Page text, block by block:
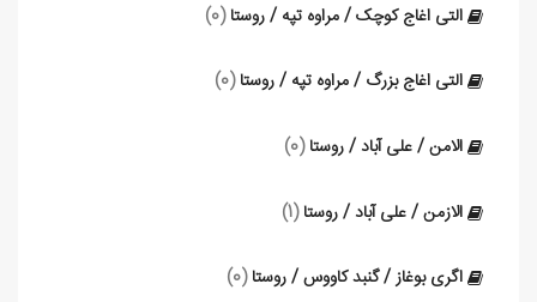
التی اغاج کوچک / مراوه تپه / روستا (0)
التی اغاج بزرگ / مراوه تپه / روستا (0)
الامن / علی آباد / روستا (0)
الازمن / علی آباد / روستا (1)
اگری بوغاز / گنبد کاووس / روستا (0)